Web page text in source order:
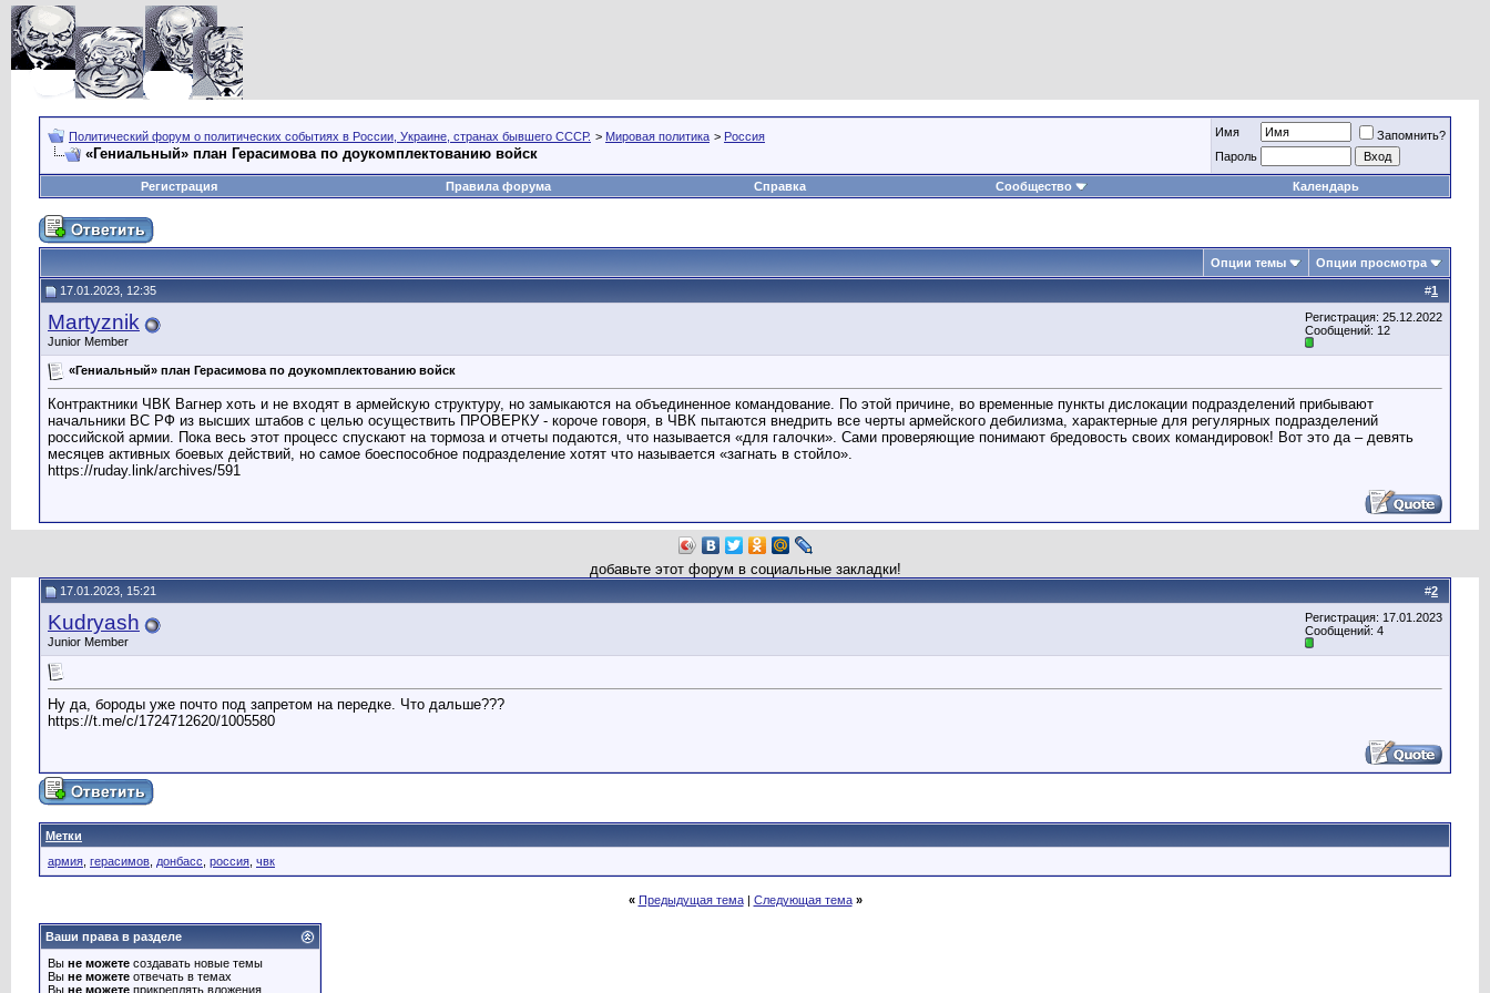
Политический форум о политических событиях в России, Украине, странах бывшего СССР. > Мировая политика > Россия
«Гениальный» план Герасимова по доукомплектованию войск
Имя
Запомнить?
Пароль
Регистрация Правила форума Справка Сообщество Календарь
Опции темы Опции просмотра
#1
17.01.2023, 12:35
Martyznik
Junior Member
Регистрация: 25.12.2022
Сообщений: 12
«Гениальный» план Герасимова по доукомплектованию войск
Контрактники ЧВК Вагнер хоть и не входят в армейскую структуру, но замыкаются на объединенное командование. По этой причине, во временные пункты дислокации подразделений прибывают
начальники ВС РФ из высших штабов с целью осуществить ПРОВЕРКУ - короче говоря, в ЧВК пытаются внедрить все черты армейского дебилизма, характерные для регулярных подразделений
российской армии. Пока весь этот процесс спускают на тормоза и отчеты подаются, что называется «для галочки». Сами проверяющие понимают бредовость своих командировок! Вот это да – девять
месяцев активных боевых действий, но самое боеспособное подразделение хотят что называется «загнать в стойло».
https://ruday.link/archives/591
добавьте этот форум в социальные закладки!
#2
17.01.2023, 15:21
Kudryash
Junior Member
Регистрация: 17.01.2023
Сообщений: 4
Ну да, бороды уже почто под запретом на передке. Что дальше???
https://t.me/c/1724712620/1005580
Метки
армия герасимов донбасс россия чвк
« Предыдущая тема| Следующая тема »
Ваши права в разделе
Вы не можете создавать новые темы
Вы не можете отвечать в темах
Вы не можете прикреплять вложения